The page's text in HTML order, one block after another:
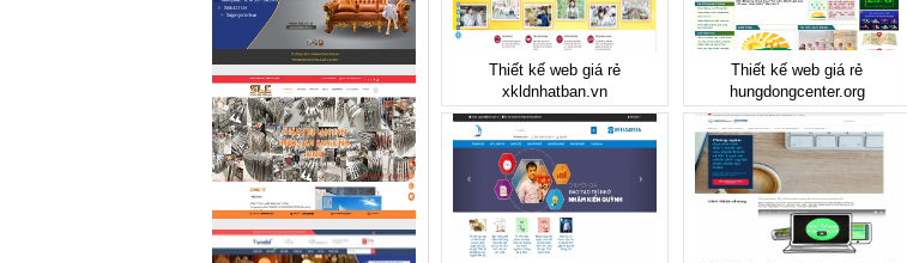
Thiết kế web giá rẻ
xkldnhatban.vn
Thiết kế web giá rẻ
hungdongcenter.org